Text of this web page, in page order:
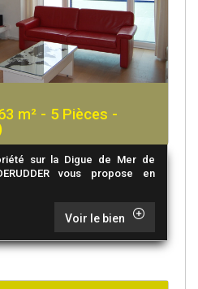
m² - 5 Pièces -
sur la Digue de Mer de
vous propose en
Voir le bien